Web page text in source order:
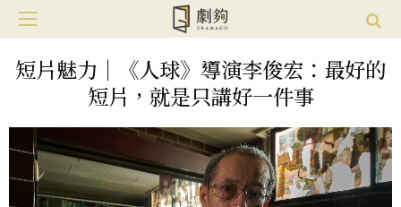
短片魅力｜《人球》導演李俊宏：最好的
短片，就是只講好一件事